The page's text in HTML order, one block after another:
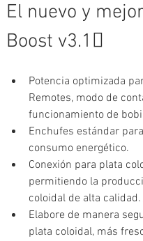
El nuevo y
Boost v3.1
Potencia optimizada
Remotes, modo de
funcionamiento de
Enchufes estándar
consumo energético.
Conexión para plata
permitiendo la
coloidal de alta calidad.
Elabore de manera
plata coloidal, más